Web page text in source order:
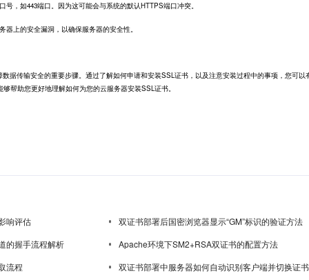
，如443端口。因为这可能会与系统的默认HTTPS端口冲突。
上的安全漏洞，以确保服务器的安全性。
据传输安全的重要步骤。通过了解如何申请和安装SSL证书，以及注意安装过程中的事项，您可以
帮助您更好地理解如何为您的云服务器安装SSL证书。
响评估
双证书部署后国密浏览器显示“GM”标识的验证方法
的握手流程解析
Apache环境下SM2+RSA双证书的配置方法
流程
双证书部署中服务器如何自动识别客户端并切换证书